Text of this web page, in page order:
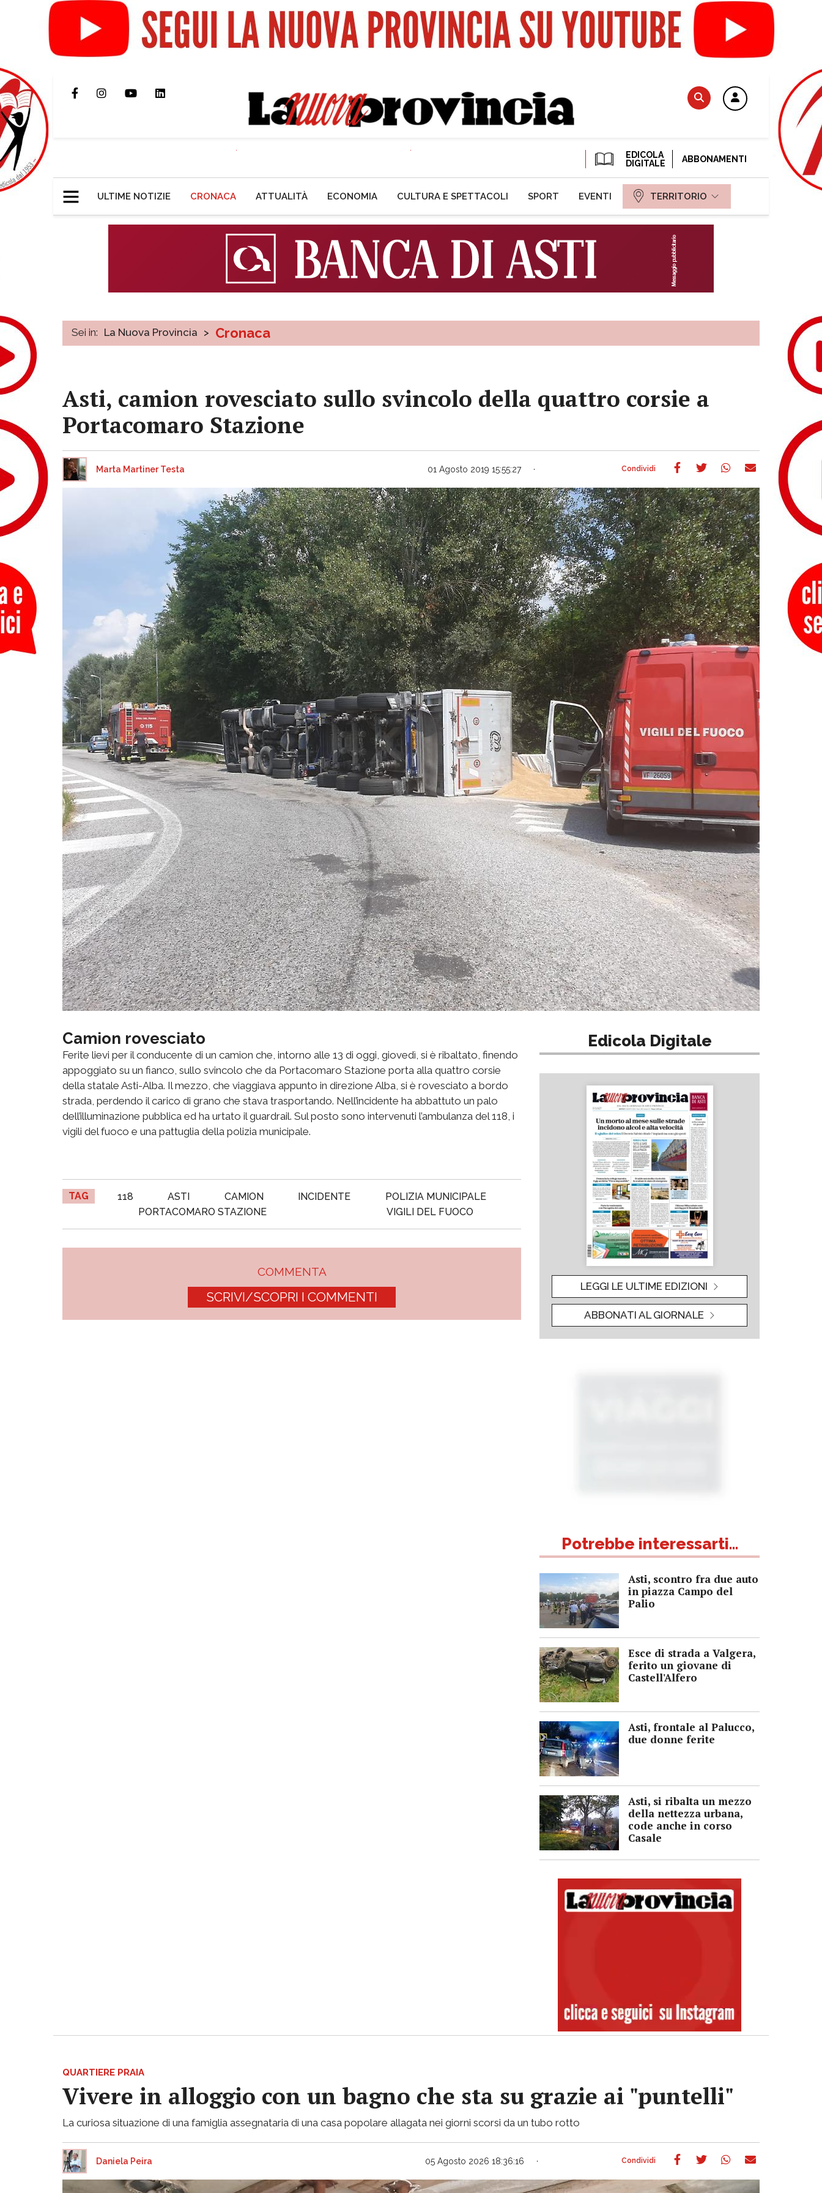
EDICOLA
DIGITALE
ABBONAMENTI
ULTIME NOTIZIE CRONACA ATTUALITÀ ECONOMIA CULTURA E SPETTACOLI SPORT EVENTI TERRITORIO
Sei in: La Nuova Provincia > Cronaca
Asti, camion rovesciato sullo svincolo della quattro corsie a
Portacomaro Stazione
Marta Martiner Testa 01 Agosto 2019 15:55:27
Camion rovesciato
Ferite lievi per il conducente di un camion che, intorno alle 13 di oggi, giovedì, si è ribaltato, finendo
appoggiato su un fianco, sullo svincolo che da Portacomaro Stazione porta alla quattro corsie
della statale Asti-Alba. Il mezzo, che viaggiava appunto in direzione Alba, si è rovesciato a bordo
strada, perdendo il carico di grano che stava trasportando. Nell’incidente ha abbattuto un palo
dell’illuminazione pubblica ed ha urtato il guardrail. Sul posto sono intervenuti l’ambulanza del 118, i
vigili del fuoco e una pattuglia della polizia municipale.
TAG 118 ASTI CAMION INCIDENTE
POLIZIA MUNICIPALE
PORTACOMARO STAZIONE
VIGILI DEL FUOCO
COMMENTA
SCRIVI/SCOPRI I COMMENTI
Edicola Digitale
LEGGI LE ULTIME EDIZIONI
ABBONATI AL GIORNALE
Potrebbe interessarti...
Asti, scontro fra due auto
in piazza Campo del
Palio
Esce di strada a Valgera,
ferito un giovane di
Castell'Alfero
Asti, frontale al Palucco,
due donne ferite
Asti, si ribalta un mezzo
della nettezza urbana,
code anche in corso
Casale
QUARTIERE PRAIA
Vivere in alloggio con un bagno che sta su grazie ai "puntelli"
La curiosa situazione di una famiglia assegnataria di una casa popolare allagata nei giorni scorsi da un tubo rotto
Daniela Peira 05 Agosto 2026 18:36:16